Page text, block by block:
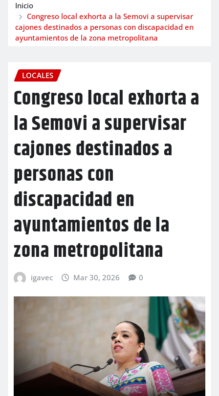
Inicio
Congreso local exhorta a la Semovi a supervisar
cajones destinados a personas con discapacidad en
ayuntamientos de la zona metropolitana
LOCALES
Congreso local exhorta a
la Semovi a supervisar
cajones destinados a
personas con
discapacidad en
ayuntamientos de la
zona metropolitana
igavec Mar 30, 2026 0